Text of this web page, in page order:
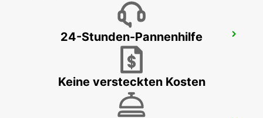
STOCKHOLM KISTA
24-Stunden-Pannenhilfe
Keine versteckten Kosten